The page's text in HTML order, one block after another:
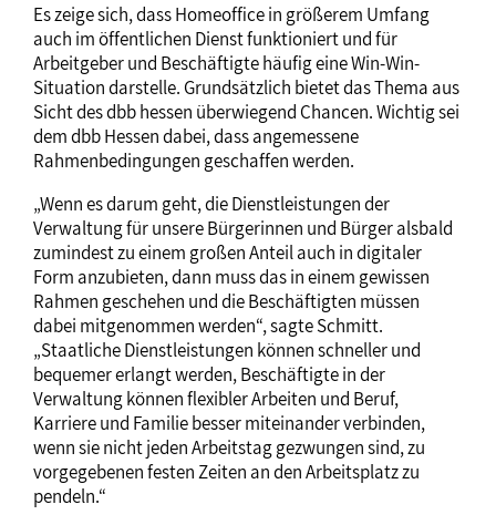
Es zeige sich, dass Homeoffice in größerem Umfang
auch im öffentlichen Dienst funktioniert und für
Arbeitgeber und Beschäftigte häufig eine Win-Win-
Situation darstelle. Grundsätzlich bietet das Thema aus
Sicht des dbb hessen überwiegend Chancen. Wichtig sei
dem dbb Hessen dabei, dass angemessene
Rahmenbedingungen geschaffen werden.
„Wenn es darum geht, die Dienstleistungen der
Verwaltung für unsere Bürgerinnen und Bürger alsbald
zumindest zu einem großen Anteil auch in digitaler
Form anzubieten, dann muss das in einem gewissen
Rahmen geschehen und die Beschäftigten müssen
dabei mitgenommen werden“, sagte Schmitt.
„Staatliche Dienstleistungen können schneller und
bequemer erlangt werden, Beschäftigte in der
Verwaltung können flexibler Arbeiten und Beruf,
Karriere und Familie besser miteinander verbinden,
wenn sie nicht jeden Arbeitstag gezwungen sind, zu
vorgegebenen festen Zeiten an den Arbeitsplatz zu
pendeln.“